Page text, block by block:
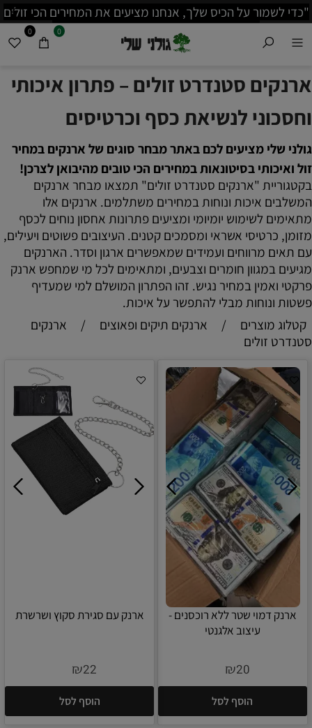
"כדי לשמור על הכיס שלך, אנחנו מציעים את המחירים הכי זולים
בשוק. אל תהסס להשוות לפני שאתה קונה!"
0 0
ארנקים סטנדרט זולים – פתרון איכותי
וחסכוני לנשיאת כסף וכרטיסים
גולני שלי מציעים לכם באתר מבחר סוגים של ארנקים במחיר
זול ואיכותי בסיטונאות במחירים הכי טובים מהיבואן לצרכן!
בקטגוריית "ארנקים סטנדרט זולים" תמצאו מבחר ארנקים
המשלבים איכות ונוחות במחירים משתלמים. ארנקים אלו
מתאימים לשימוש יומיומי ומציעים פתרונות אחסון נוחים לכסף
מזומן, כרטיסי אשראי ומסמכים קטנים. העיצובים פשוטים ויעילים,
עם תאים מרווחים ועמידים שמאפשרים ארגון וסדר. הארנקים
מגיעים במגוון חומרים וצבעים, ומתאימים לכל מי שמחפש ארנק
פרקטי ואמין במחיר נגיש. זהו הפתרון המושלם למי שמעדיף
פשטות ונוחות מבלי להתפשר על איכות.
קטלוג מוצרים
/ ארנקים תיקים ופאוצים /
ארנקים
סטנדרט זולים
ארנק דמוי שטר ללא רוכסנים -
עיצוב אלגנטי
₪20
הוסף לסל
ארנק עם סגירת סקוץ ושרשרת
₪22
הוסף לסל